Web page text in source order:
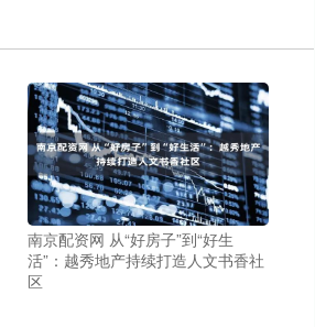
南京配资网 从“好房子”到“好生
活”：越秀地产持续打造人文书香社
区